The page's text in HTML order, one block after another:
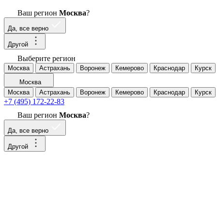
Ваш регион Москва?
Да, все верно
Другой
Выберите регион
Москва Астрахань Воронеж Кемерово Краснодар Курск
Москва
Москва
Астрахань Воронеж Кемерово Краснодар Курск
+7 (495) 172-22-83
Ваш регион Москва?
Да, все верно
Другой